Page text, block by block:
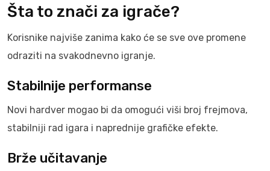
Šta to znači za igrače?
Korisnike najviše zanima kako će se sve ove promene
odraziti na svakodnevno igranje.
Stabilnije performanse
Novi hardver mogao bi da omogući viši broj frejmova,
stabilniji rad igara i naprednije grafičke efekte.
Brže učitavanje